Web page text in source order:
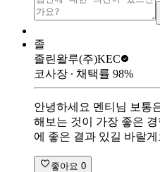
졸
졸린왈루(주)KEC
코사장 ∙ 채택률 98%
안녕하세요 멘티님 보통
해보는 것이 가장 좋은
에 좋은 결과 있길 바랄
좋아요 0